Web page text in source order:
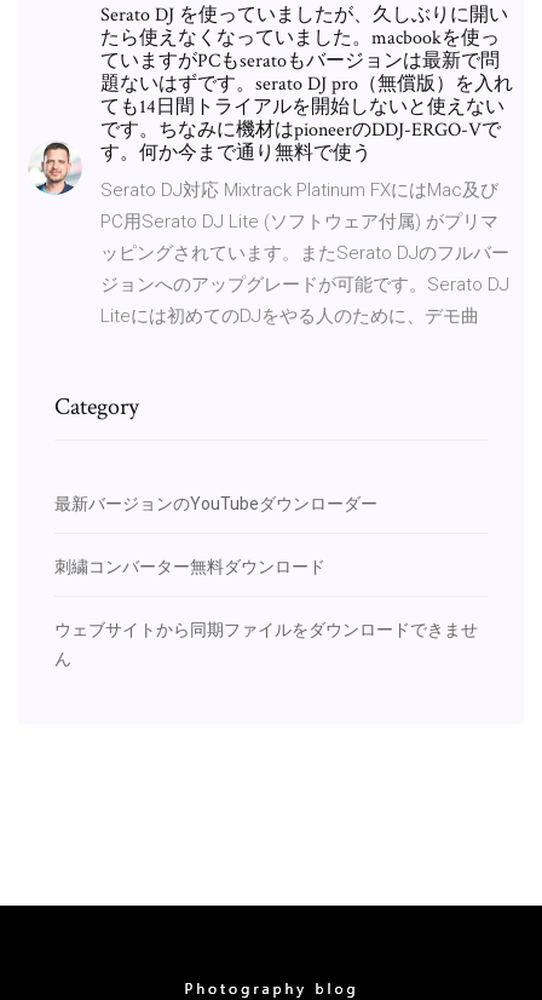
Serato DJ を使っていましたが、久しぶりに開い
たら使えなくなっていました。macbookを使っ
ていますがPCもseratoもバージョンは最新で問
題ないはずです。serato DJ pro（無償版）を入れ
ても14日間トライアルを開始しないと使えない
です。ちなみに機材はpioneerのDDJ-ERGO-Vで
す。何か今まで通り無料で使う
Serato DJ対応 Mixtrack Platinum FXにはMac及び
PC用Serato DJ Lite (ソフトウェア付属) がプリマ
ッピングされています。またSerato DJのフルバー
ジョンへのアップグレードが可能です。Serato DJ
Liteには初めてのDJをやる人のために、デモ曲
Category
最新バージョンのYouTubeダウンローダー
刺繍コンバーター無料ダウンロード
ウェブサイトから同期ファイルをダウンロードできませ
ん